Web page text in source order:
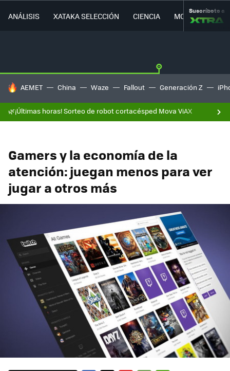
ANÁLISIS XATAKA SELECCIÓN CIENCIA MOVILIDAD
Suscríbete a
HOY SE HABLA DE
AEMET China Waze Fallout Generación Z
🌿¡Últimas horas! Sorteo de robot cortacésped Mova ViAX
Gamers y la economía de la
atención: juegan menos para ver
jugar a otros más